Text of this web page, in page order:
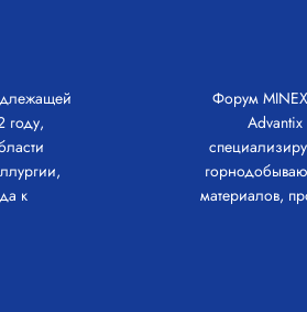
году,
к
Форум
материалов,